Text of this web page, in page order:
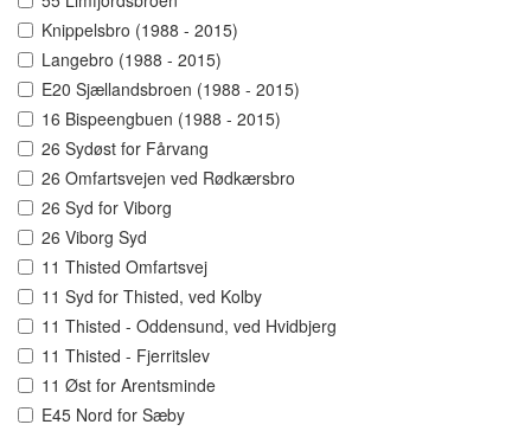
Knippelsbro (1988 - 2015)
Langebro (1988 - 2015)
E20 Sjællandsbroen (1988 - 2015)
16 Bispeengbuen (1988 - 2015)
26 Sydøst for Fårvang
26 Omfartsvejen ved Rødkærsbro
26 Syd for Viborg
26 Viborg Syd
11 Thisted Omfartsvej
11 Syd for Thisted, ved Kolby
11 Thisted - Oddensund, ved Hvidbjerg
11 Thisted - Fjerritslev
11 Øst for Arentsminde
E45 Nord for Sæby